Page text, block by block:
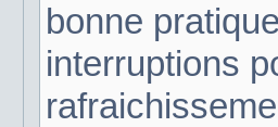
bonne
interruptions